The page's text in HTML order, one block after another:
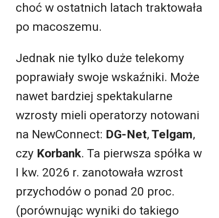
choć w ostatnich latach traktowała
po macoszemu.
Jednak nie tylko duże telekomy
poprawiały swoje wskaźniki. Może
nawet bardziej spektakularne
wzrosty mieli operatorzy notowani
na NewConnect: DG-Net,Telgam,
czy Korbank. Ta pierwsza spółka w
I kw. 2026 r. zanotowała wzrost
przychodów o ponad 20 proc.
(porównując wyniki do takiego